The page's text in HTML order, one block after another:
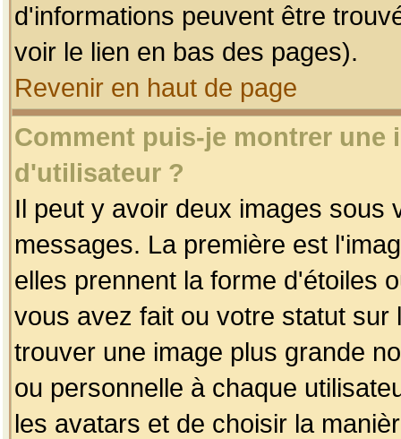
d'informations peuvent être
voir le lien en bas des pages).
Revenir en haut de page
Comment puis-je montrer une
d'utilisateur ?
Il peut y avoir deux images sous
messages. La première est
elles prennent la forme d'étoiles
vous avez fait ou votre statut
trouver une image plus grande
ou personnelle à chaque
les avatars et de choisir la